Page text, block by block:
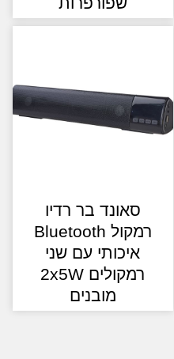
סאונד בר רדיו
רמקול Bluetooth
איכותי עם שני
רמקולים 2x5W
מובנים